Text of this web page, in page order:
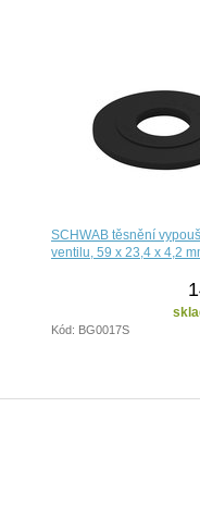
SCHWAB těsnění
ventilu, 59 x 23,4 x 4,2
Kód: BG0017S